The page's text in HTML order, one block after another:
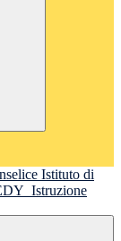
Istituto di
Istruzione